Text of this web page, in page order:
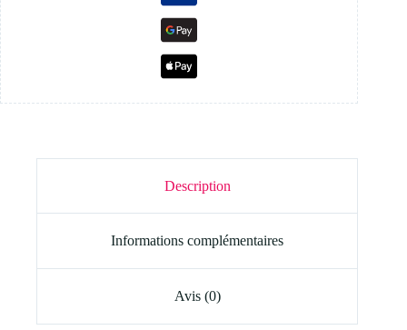
Description
Informations complémentaires
Avis (0)